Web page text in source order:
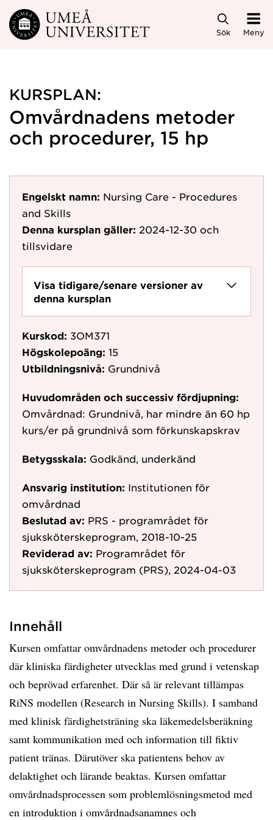
Hoppa direkt till innehållet
Sök Meny
KURSPLAN:
Omvårdnadens metoder
och procedurer, 15 hp
Engelskt namn: Nursing Care - Procedures
and Skills
Denna kursplan gäller: 2024-12-30 och
tillsvidare
Visa tidigare/senare versioner av
denna kursplan
Kurskod: 3OM371
Högskolepoäng: 15
Utbildningsnivå: Grundnivå
Huvudområden och successiv fördjupning:
Omvårdnad: Grundnivå, har mindre än 60 hp
kurs/er på grundnivå som förkunskapskrav
Betygsskala: Godkänd, underkänd
Ansvarig institution: Institutionen för
omvårdnad
Beslutad av: PRS - programrådet för
sjuksköterskeprogram, 2018-10-25
Reviderad av: Programrådet för
sjuksköterskeprogram (PRS), 2024-04-03
Innehåll
Kursen omfattar omvårdnadens metoder och procedurer
där kliniska färdigheter utvecklas med grund i vetenskap
och beprövad erfarenhet. Där så är relevant tillämpas
RiNS modellen (Research in Nursing Skills). I samband
med klinisk färdighetsträning ska läkemedelsberäkning
samt kommunikation med och information till fiktiv
patient tränas. Därutöver ska patientens behov av
delaktighet och lärande beaktas. Kursen omfattar
omvårdnadsprocessen som problemlösningsmetod med
en introduktion i omvårdnadsanamnes och